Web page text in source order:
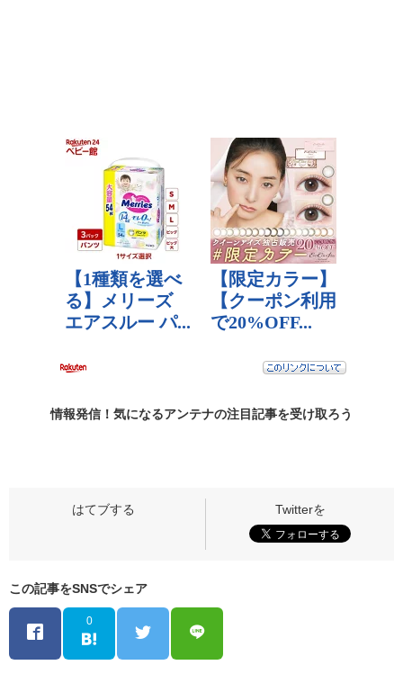
情報発信！気になるアンテナの注目記事を受け取ろう
この記事をSNSでシェア
0